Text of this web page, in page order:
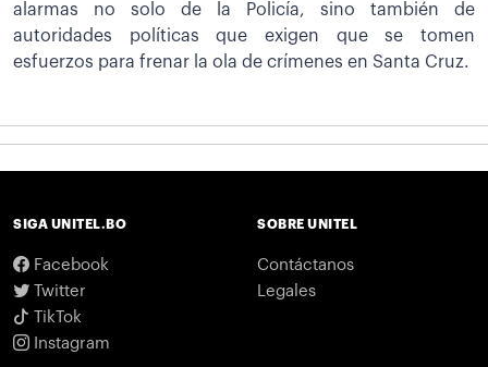
alarmas no solo de la Policía, sino también de
autoridades políticas que exigen que se tomen
esfuerzos para frenar la ola de crímenes en Santa Cruz.
SIGA UNITEL.BO
Facebook
Twitter
TikTok
Instagram
SOBRE UNITEL
Contáctanos
Legales